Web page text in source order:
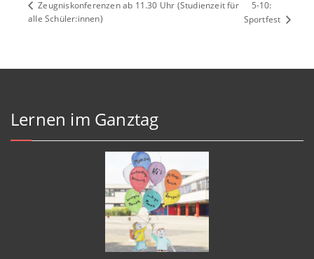
Zeugniskonferenzen ab 11.30 Uhr (Studienzeit für
alle Schüler:innen)
5-10:
Sportfest
Lernen im Ganztag